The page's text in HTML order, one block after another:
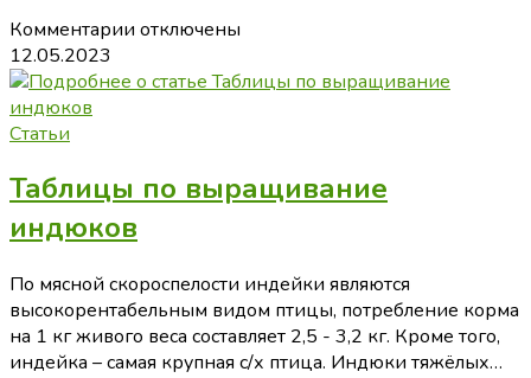
Комментарии к
Как
отключены
12.05.2023
Статьи
Таблицы по выращивание
индюков
По мясной скороспелости индейки являются
высокорентабельным видом птицы, потребление корма
на 1 кг живого веса составляет 2,5 - 3,2 кг. Кроме того,
индейка – самая крупная с/х птица. Индюки тяжёлых…